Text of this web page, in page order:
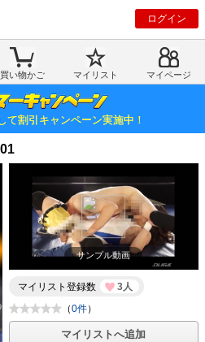
ログイン
買い物かご マイリスト マイページ
て割引キャンペーン実施中！
サンプル動画
マイリスト登録数
3人
（0件）
マイリストへ追加